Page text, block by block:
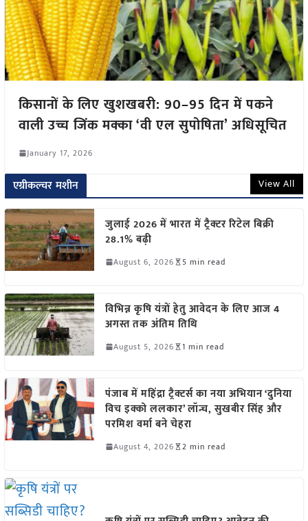
किसानों के लिए खुशखबरी: 90–95 दिन में पकने
वाली उच्च जिंक मक्का ‘वी एल सुपोषिता’ अधिसूचित
January 17, 2026
एग्रीकल्चर मशीन View All
जुलाई 2026 में भारत में ट्रैक्टर रिटेल बिक्री
28.1% बढ़ी
August 6, 2026 5 min read
विभिन्न कृषि यंत्रों हेतु आवेदन के लिए आज 4
अगस्त तक अंतिम तिथि
August 5, 2026 1 min read
पंजाब में महिंद्रा ट्रैक्टर्स का नया अभियान ‘दुनिया
विच इक्को ललकार’ लॉन्च, सुखबीर सिंह और
परमिश वर्मा बने चेहरा
August 4, 2026 2 min read